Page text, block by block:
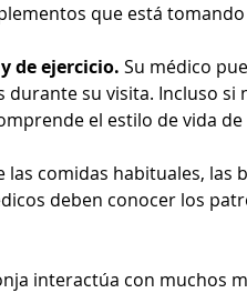
que está
de ejercicio. Su médico
durante su visita. Incluso
el estilo de vida
las comidas habituales, las
deben conocer los
interactúa con muchos